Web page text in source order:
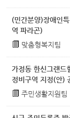
(민간분양)장애인
역 파라곤)
맞춤형복지팀
가정동 한신그랜드
정비구역 지정(안)
주민생활지원팀